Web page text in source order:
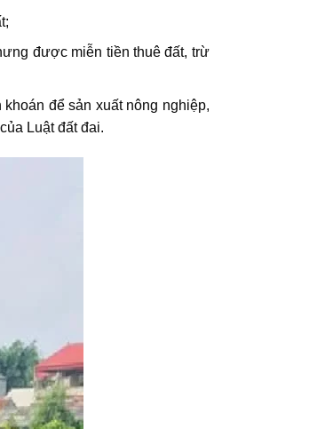
được miễn tiền thuê đất, trừ
để sản xuất nông nghiệp,
Luật đất đai.